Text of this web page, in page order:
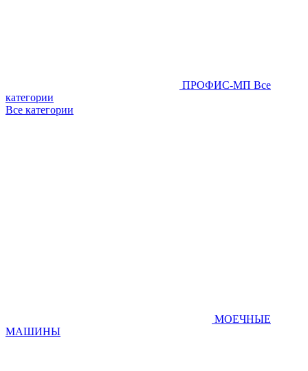
ПРОФИС-МП Все
категории
Все категории
МОЕЧНЫЕ
МАШИНЫ